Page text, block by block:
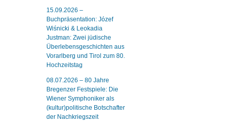
15.09.2026 –
Buchpräsentation: Józef
Wiśnicki & Leokadia
Justman: Zwei jüdische
Überlebensgeschichten aus
Vorarlberg und Tirol zum 80.
Hochzeitstag
08.07.2026 – 80 Jahre
Bregenzer Festspiele: Die
Wiener Symphoniker als
(kultur)politische Botschafter
der Nachkriegszeit